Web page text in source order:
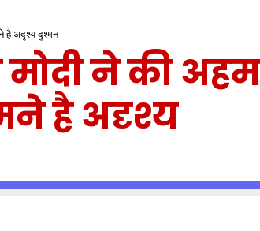
है अदृश्य दुश्मन
ने की अहम
है अदृश्य